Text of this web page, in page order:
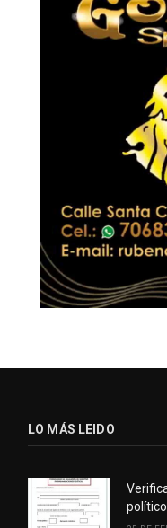
LO MÁS LEIDO